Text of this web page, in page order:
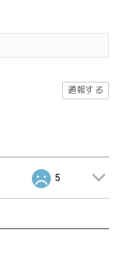
通報する
5